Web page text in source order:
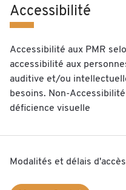
Accessibilité
Accessibilité aux PMR
accessibilité aux
auditive et/ou
besoins. Non-
déficience visuelle
Modalités et délais